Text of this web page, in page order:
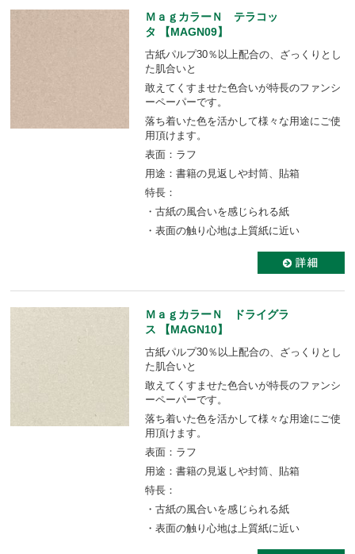
ＭａｇカラーＮ テラコッ
タ 【MAGN09】
古紙パルプ30％以上配合の、ざっくりとし
た肌合いと
敢えてくすませた色合いが特長のファンシ
ーペーパーです。
落ち着いた色を活かして様々な用途にご使
用頂けます。
表面：ラフ
用途：書籍の見返しや封筒、貼箱
特長：
・古紙の風合いを感じられる紙
・表面の触り心地は上質紙に近い
ＭａｇカラーＮ ドライグラ
ス 【MAGN10】
古紙パルプ30％以上配合の、ざっくりとし
た肌合いと
敢えてくすませた色合いが特長のファンシ
ーペーパーです。
落ち着いた色を活かして様々な用途にご使
用頂けます。
表面：ラフ
用途：書籍の見返しや封筒、貼箱
特長：
・古紙の風合いを感じられる紙
・表面の触り心地は上質紙に近い